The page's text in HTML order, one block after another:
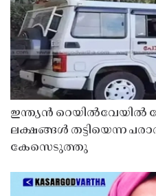
ഇന്ത്യൻ റെയിൽവേയിൽ
ലക്ഷങ്ങൾ തട്ടിയെന്ന
കേസെടുത്തു